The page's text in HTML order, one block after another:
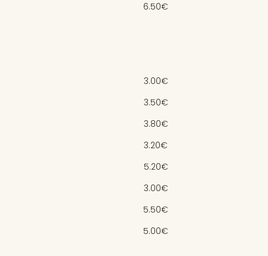
6.50€
3.00€
3.50€
3.80€
3.20€
5.20€
3.00€
5.50€
5.00€